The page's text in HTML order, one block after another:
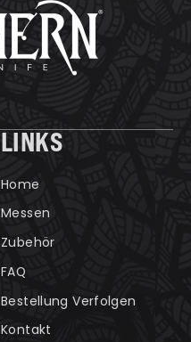
LINKS
Home
Messen
Zubehör
FAQ
Bestellung Verfolgen
Kontakt